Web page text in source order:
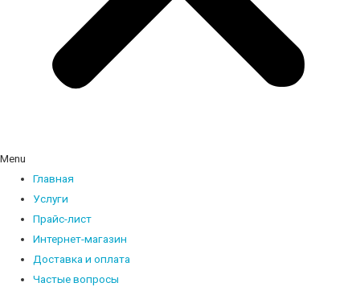
Menu
Главная
Услуги
Прайс-лист
Интернет-магазин
Доставка и оплата
Частые вопросы